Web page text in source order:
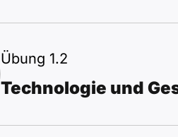
Übung 1.2
Technologie und